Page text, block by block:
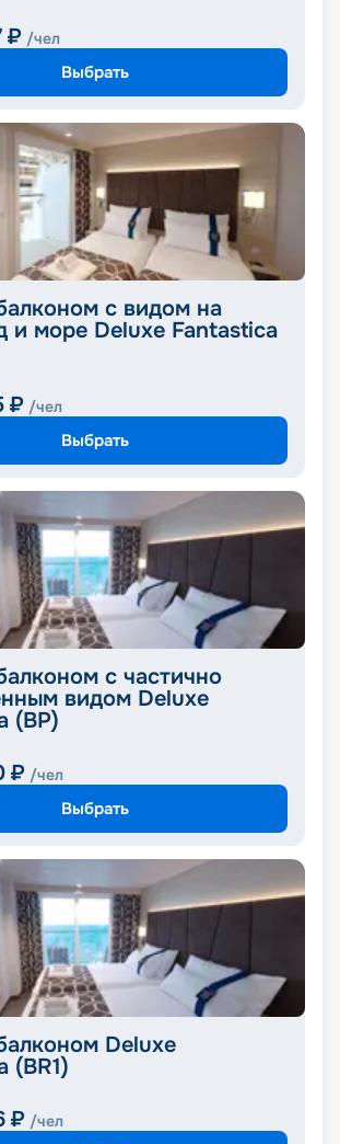
₽ /чел
Выбрать
с видом на
и море Deluxe Fantastica
₽ /чел
Выбрать
с частично
видом Deluxe
(BP)
₽ /чел
Выбрать
Deluxe
(BR1)
₽ /чел